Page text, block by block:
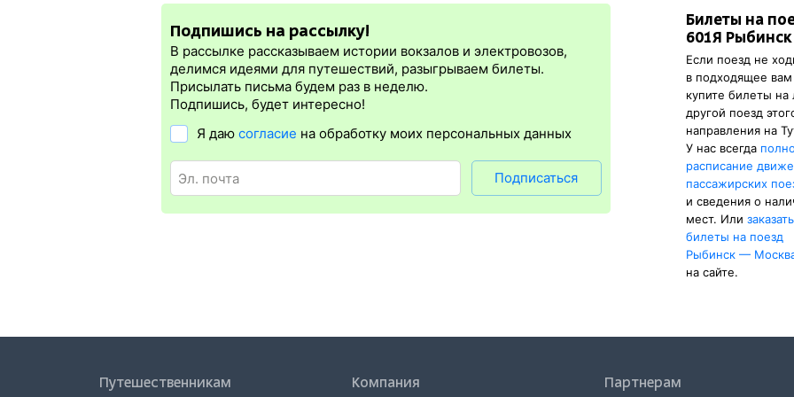
нужна электронная регистрация.
Электронная регистрацияпроизводится Электронная регистрация— это
которая упрощает жизнь пассажиру. Её плюс в том, что не нужно быть на вокзале и приобретать ж/д билет
бланке.Электронная регистрациядоступна почти для всех заказов, исключение составляют поезда
дорог СНГ. Для посадки в поезд понадобится оригинал удостоверения личности, указанный в
билете. А в случае отсутствия электронной регистрации еще и распечатка посадочного купона.
Подпишись на рассылку!
В рассылке рассказываем истории вокзалов и электровозов,
делимся идеями для путешествий, разыгрываем билеты.
Присылать письма будем раз в неделю.
Подпишись, будет интересно!
Я даю согласие на обработку моих персональных данных
Подписаться
Билеты на
601Я Рыбинск
Если поезд не
в подходящее
купите билеты
другой поезд
направления на
У нас всегда
расписание
пассажирских
и сведения о
мест. Или
билеты на поезд
Рыбинск —
на сайте.
Путешественникам Компания Партнерам